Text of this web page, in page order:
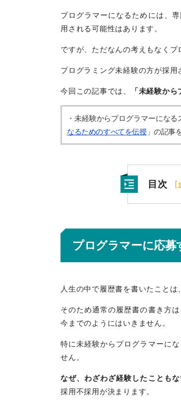
プログラマーになるためには、
用される可能性はあります。
ですが、ただなんの考えもなくプ
プログラミング未経験の方が採用
今回この記事では、 「未経験か
・未経験からプログラマーにな
なるためのすべてを伝授」の記事
目次 [
プログラマーに応
人生の中で履歴書を書いたことは
そのため通常の履歴書の書き方
今までのようにはいきません。
特に未経験からプログラマーに
せん。
なぜ、わざわざ経験したことも
採用不採用が決まります。